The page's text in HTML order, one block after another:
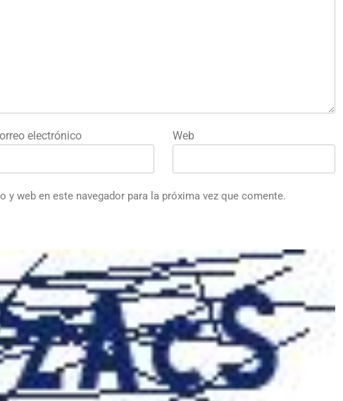
electrónico Web
y web en este navegador para la próxima vez que comente.